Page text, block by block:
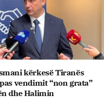
kërkesë Tiranës
vendimit “non grata”
dhe Halimin